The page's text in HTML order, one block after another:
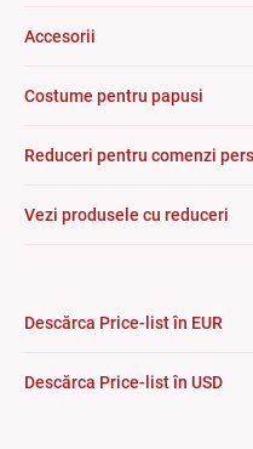
Accesorii
Costume pentru papusi
Reduceri pentru comenzi
Vezi produsele cu reduceri
Descărca Price-list în EUR
Descărca Price-list în USD